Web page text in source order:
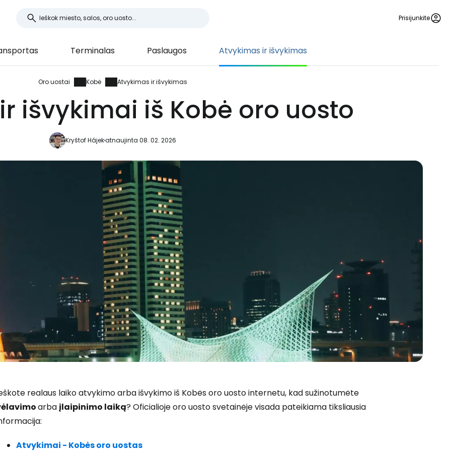
Prisijunkite
Terminalas Paslaugos Atvykimas ir išvykimas
Oro uostai Kobė Atvykimas ir išvykimas
išvykimai iš Kobė oro uosto
Kryštof Hájekatnaujinta 08. 02. 2026
realaus laiko atvykimo arba išvykimo iš Kobės oro uosto internetu, kad sužinotumėte
arbaįlaipinimo laiką? Oficialioje oro uosto svetainėje visada pateikiama tiksliausia
Atvykimai - Kobės oro uostas